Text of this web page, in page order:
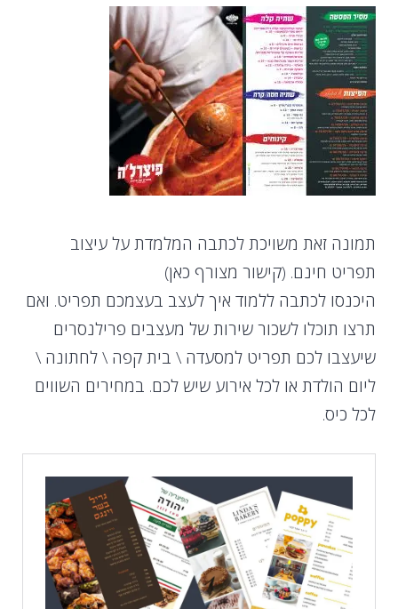
תמונה זאת משויכת לכתבה המלמדת על עיצוב
תפריט חינם. (קישור מצורף כאן)
היכנסו לכתבה ללמוד איך לעצב בעצמכם תפריט. ואם
תרצו תוכלו לשכור שירות של מעצבים פרילנסרים
שיעצבו לכם תפריט למסעדה \ בית קפה \ לחתונה \
ליום הולדת או לכל אירוע שיש לכם. במחירים השווים
לכל כיס.